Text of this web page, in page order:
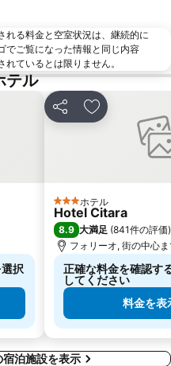
Giovanni a Teduccio
Dante
れる料金と空室状況は、継続的に
でご覧になった情報と同じ内容
ているとは限りません。
テル
択
シェア お気に入りに
3 ホテルのランク
ホテル
Hotel Citara
8.9 大満足 (841件の評価)
フォリーオ, 街の中心
正確な料金を確認す
してください
料金を表
泊施設を表示